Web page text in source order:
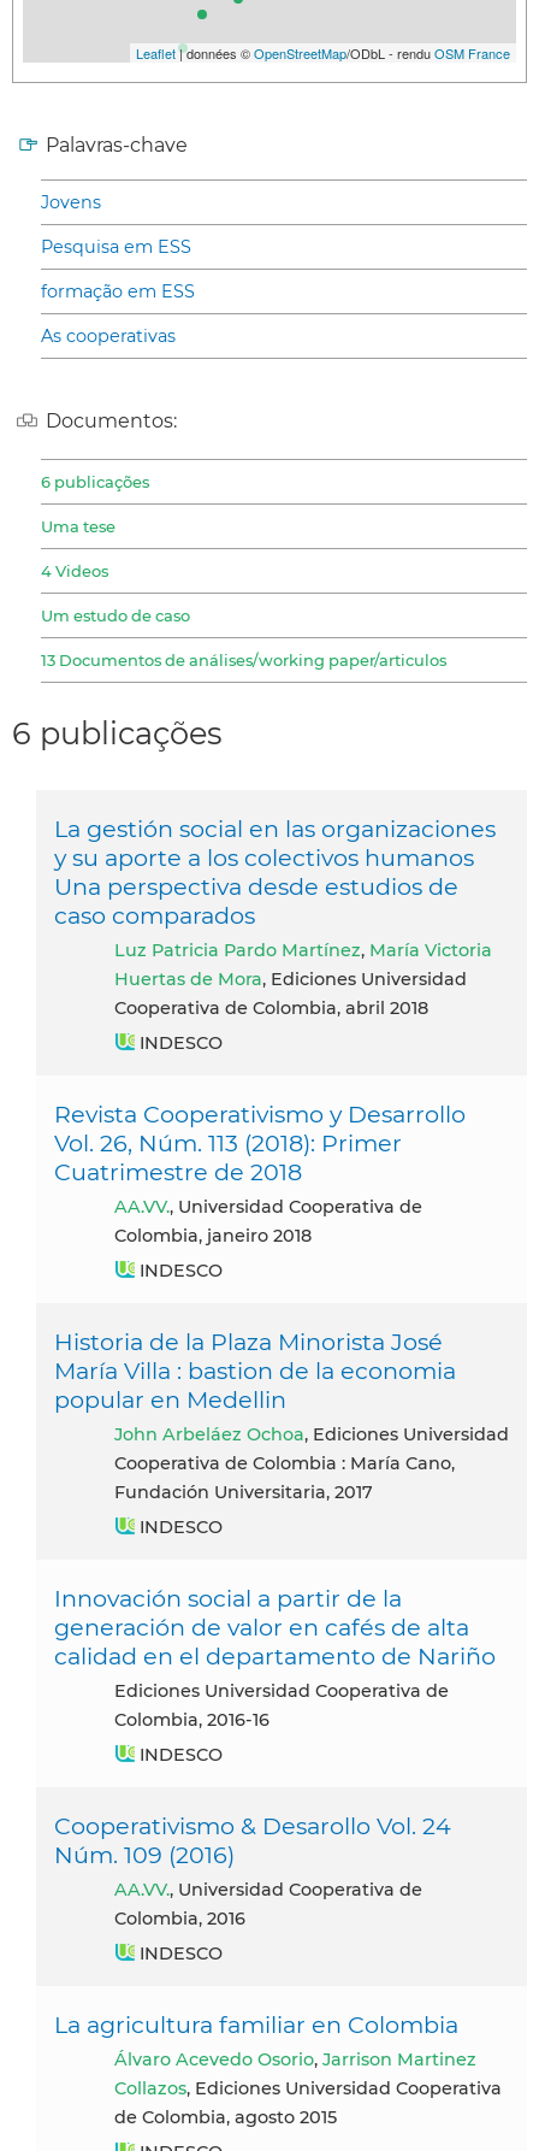
Leaflet| données ©OpenStreetMap/ODbL - renduOSM France
Palavras-chave
Jovens
Pesquisa em ESS
formação em ESS
As cooperativas
Documentos:
6 publicações
Uma tese
4 Videos
Um estudo de caso
13 Documentos de análises/working paper/articulos
6 publicações
La gestión social en las organizaciones
y su aporte a los colectivos humanos
Una perspectiva desde estudios de
caso comparados
Luz Patricia Pardo Martínez, María Victoria
Huertas de Mora, Ediciones Universidad
Cooperativa de Colombia, abril 2018
INDESCO
Revista Cooperativismo y Desarrollo
Vol. 26, Núm. 113 (2018): Primer
Cuatrimestre de 2018
AA.VV., Universidad Cooperativa de
Colombia, janeiro 2018
INDESCO
Historia de la Plaza Minorista José
María Villa : bastion de la economia
popular en Medellin
John Arbeláez Ochoa, Ediciones Universidad
Cooperativa de Colombia : María Cano,
Fundación Universitaria, 2017
INDESCO
Innovación social a partir de la
generación de valor en cafés de alta
calidad en el departamento de Nariño
Ediciones Universidad Cooperativa de
Colombia, 2016-16
INDESCO
Cooperativismo & Desarollo Vol. 24
Núm. 109 (2016)
AA.VV., Universidad Cooperativa de
Colombia, 2016
INDESCO
La agricultura familiar en Colombia
Álvaro Acevedo Osorio, Jarrison Martinez
Collazos, Ediciones Universidad Cooperativa
de Colombia, agosto 2015